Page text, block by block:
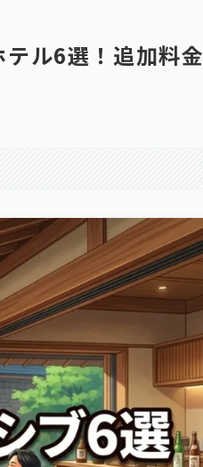
ル6選！追加料金